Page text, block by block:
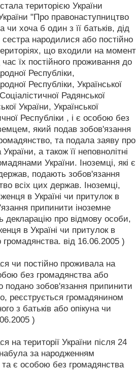
територією України
"Про правонаступництво
чи хоча б один з її батьків, дід
народилися або постійно
що входили на момент
їх постійного проживання до
Республіки,
Республіки, Української
Радянської
України, Української
Республіки , і є особою без
який подав зобов'язання
та подала заяву про
а також її неповнолітні
України. Іноземці, які є
подають зобов'язання
всіх цих держав. Іноземці,
в Україні чи притулок в
припинити іноземне
декларацію про відмову особи,
в Україні чи притулок в
громадянства. від 16.06.2005 )
чи постійно проживала на
без громадянства або
подано зобов'язання припинити
реєструється громадянином
з батьків або опікуна чи
)
на території України після 24
за народженням
та є особою без громадянства